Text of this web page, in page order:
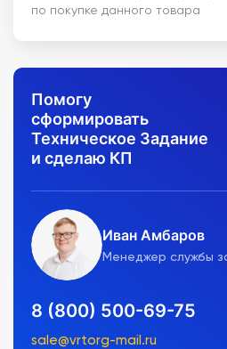
по покупке данного товара
Помогу
сформировать
Техническое Задание
и сделаю КП
Иван Амбаров
Менеджер службы
8 (800) 500-69-75
sale@vrtorg-mail.ru